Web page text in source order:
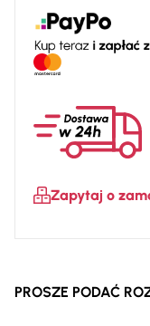
Wzór
7–
2–
63b
Zapytaj o
PROSZE PODAĆ